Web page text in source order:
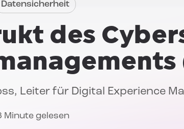
Datensicherheit
des
, Leiter für Digital Experience
Minute gelesen